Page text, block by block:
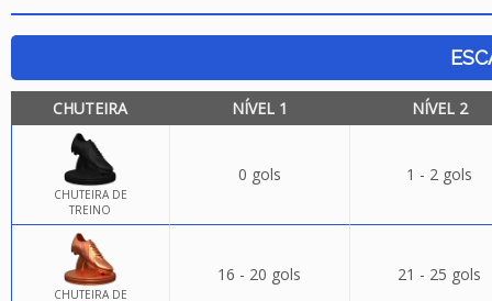
CHUTEIRA NÍVEL 1 NÍVEL 2
CHUTEIRA DE
TREINO
0 gols 1 - 2 gols
CHUTEIRA DE
16 - 20 gols 21 - 25 gols